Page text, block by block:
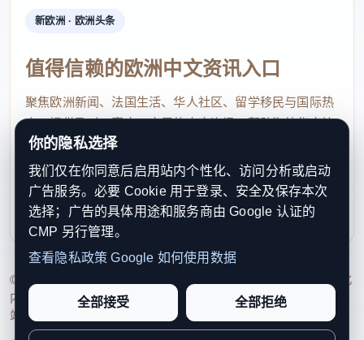
新欧洲 · 欧洲头条
值得信赖的欧洲中文资讯入口
聚焦欧洲新闻、法国生活、华人社区、留学移民与国际热
点，提供及时、真实、实用的中文资讯，帮助海外华人快
速了解欧洲动态。
contact@xinouzhou.com
服务支持、版权与合作：工作日优先处理站务、投稿与权
利通知
© 2026 新欧洲·欧洲头条. All Rights Reserved. 本网站持续优化
内容透明度、联系方式与用户权利说明，以提升品牌信任感和
站点完整度。
你的隐私选择
我们仅在你同意后启用站内个性化、访问分析或启动
广告服务。必要 Cookie 用于登录、安全及保存本次
选择；广告的具体用途和服务商由 Google 认证的
CMP 另行管理。
查看隐私政策 Google 如何使用数据
全部接受 全部拒绝